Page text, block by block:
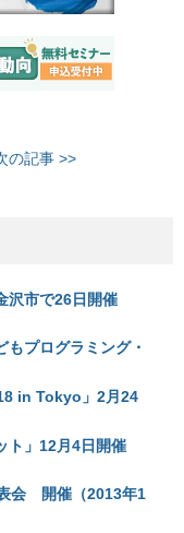
の記事 >>
沢市で26日開催
もプログラミング・
in Tokyo」2月24
ト」12月4日開催
会 開催（2013年1